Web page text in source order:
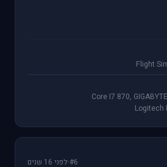
Flight
Core I7 870,
#6
·לפני 16 שנים